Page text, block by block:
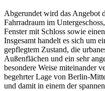
Abgerundet wird das Angebot
Fahrradraum im
Fenster mit Schloss sowie
Insgesamt handelt es sich um
gepflegtem Zustand, die
Außenflächen und ein sehr
besondere Weise miteinander
begehrter Lage von Berlin-
und damit in einem der